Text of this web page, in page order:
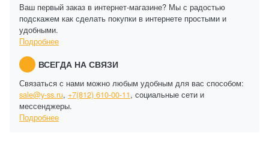
Ваш первый заказ в интернет-магазине? Мы с радостью
подскажем как сделать покупки в интернете простыми и
удобными.
Подробнее
ВСЕГДА НА СВЯЗИ
Связаться с нами можно любым удобным для вас способом:
sale@y-ss.ru, +7(812) 610-00-11, социальные сети и
мессенджеры.
Подробнее